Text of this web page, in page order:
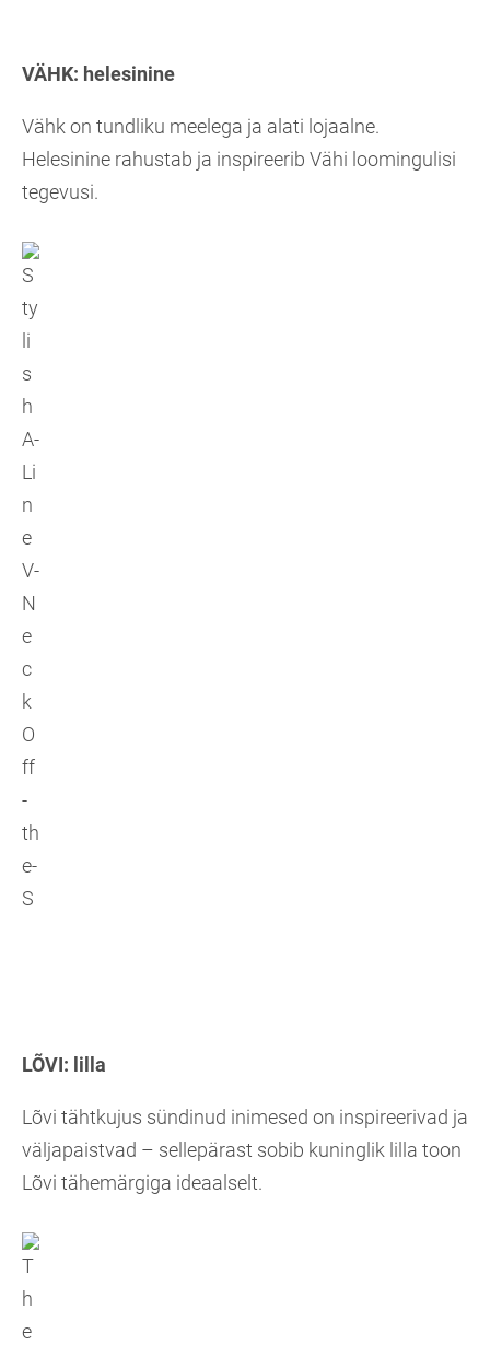
VÄHK: helesinine
Vähk on tundliku meelega ja alati lojaalne.
Helesinine rahustab ja inspireerib Vähi loomingulisi
tegevusi.
LÕVI: lilla
Lõvi tähtkujus sündinud inimesed on inspireerivad ja
väljapaistvad – sellepärast sobib kuninglik lilla toon
Lõvi tähemärgiga ideaalselt.